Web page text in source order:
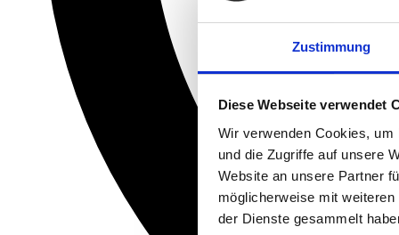
Zustimmung
Diese Webseite verwendet
Wir verwenden Cookies,
und die Zugriffe auf unsere
Website an unsere Partner
möglicherweise mit
der Dienste gesammelt